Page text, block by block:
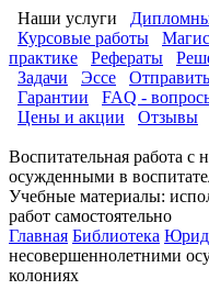
Наши услуги
Курсовые работы
практике
Рефераты
Задачи
Эссе
Гарантии
FAQ -
Цены и акции
Отзывы
Воспитательная работа с
осужденными в
Учебные материалы:
работ самостоятельно
Главная Библиотека
несовершеннолетними
колониях